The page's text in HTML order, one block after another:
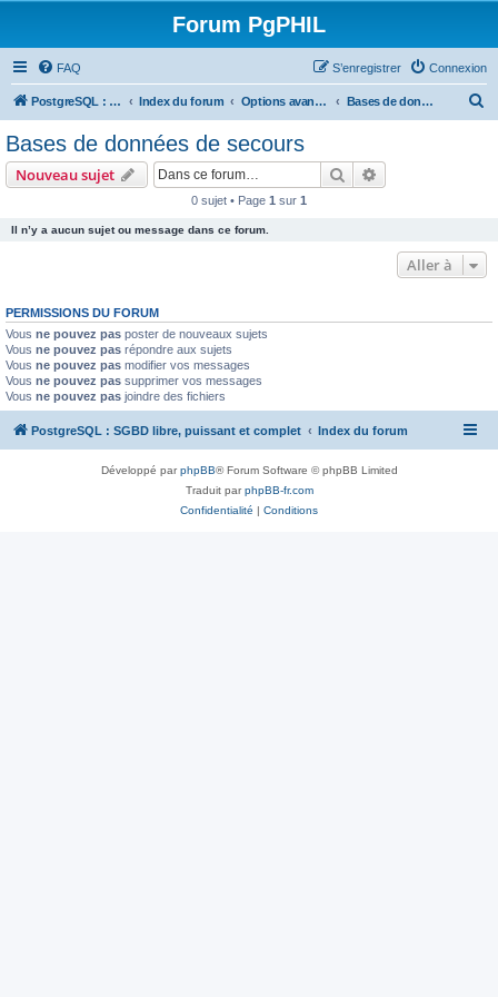
Forum PgPHIL
FAQ Connexion
S’enregistrer
PostgreSQL : SGBD libre, puissant et complet Index du forum Options avancées de PostgreSQL et outils tiers Bases de données de secours
Bases de données de secours
Nouveau sujet Rechercher
0 sujet • Page 1 sur 1
Il n’y a aucun sujet ou message dans ce forum.
Aller à
PERMISSIONS DU FORUM
Vous ne pouvez pas poster de nouveaux sujets
Vous ne pouvez pas répondre aux sujets
Vous ne pouvez pas modifier vos messages
Vous ne pouvez pas supprimer vos messages
Vous ne pouvez pas joindre des fichiers
PostgreSQL : SGBD libre, puissant et complet Index du forum
Développé parphpBB® Forum Software © phpBB Limited
Traduit parphpBB-fr.com
Confidentialité | Conditions